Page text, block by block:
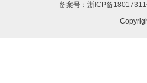
备案号：浙ICP备